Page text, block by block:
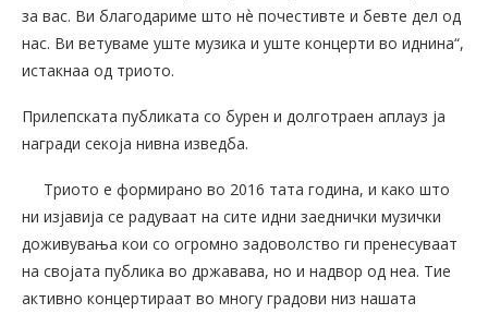
за вас. Ви благодариме што нѐ почестивте и бевте дел од
нас. Ви ветуваме уште музика и уште концерти во иднина“,
истакнаа од триото.
Прилепската публиката со бурен и долготраен аплауз ја
награди секоја нивна изведба.
Триото е формирано во 2016 тата година, и како што
ни изјавија се радуваат на сите идни заеднички музички
доживувања кои со огромно задоволство ги пренесуваат
на својата публика во државава, но и надвор од неа. Тие
активно концертираат во многу градови низ нашата